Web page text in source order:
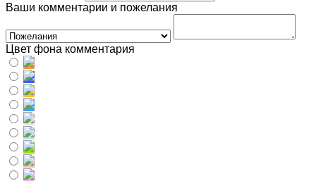
Ваши комментарии и пожелания
Цвет фона комментария